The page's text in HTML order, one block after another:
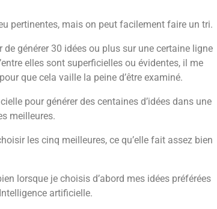
pertinentes, mais on peut facilement faire un tri.
de générer 30 idées ou plus sur une certaine ligne
elles sont superficielles ou évidentes, il me
que cela vaille la peine d’être examiné.
pour générer des centaines d’idées dans une
meilleures.
les cinq meilleures, ce qu’elle fait assez bien
lorsque je choisis d’abord mes idées préférées
artificielle.